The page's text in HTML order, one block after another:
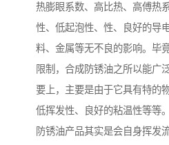
热膨眼系数、高比热、高傅热
性、低起泡性、性、良好的导
料、金属等无不良的影响。毕
限制，合成防锈油之所以能广
要上，主要是由于它具有特的
低挥发性、良好的粘温性等等。
防锈油产品其实是会自身挥发